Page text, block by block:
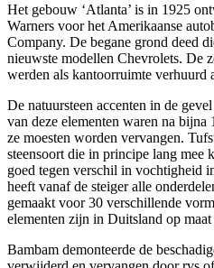
Het gebouw ‘Atlanta’ is in 1925
Warners voor het Amerikaanse
Company. De begane grond deed
nieuwste modellen Chevrolets. De
werden als kantoorruimte verhuurd
De natuursteen accenten in de
van deze elementen waren na bijna
ze moesten worden vervangen.
steensoort die in principe lang mee
goed tegen verschil in vochtigheid
heeft vanaf de steiger alle
gemaakt voor 30 verschillende
elementen zijn in Duitsland op maat
Bambam demonteerde de